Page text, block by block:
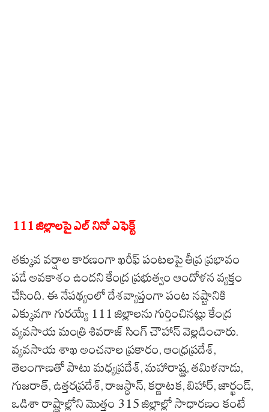
111 జిల్లాలపై ఎల్ నినో ఎఫెక్ట్
తక్కువ వర్షాల కారణంగా ఖరీఫ్ పంటలపై తీవ్ర ప్రభావం
పడే అవకాశం ఉందని కేంద్ర ప్రభుత్వం ఆందోళన వ్యక్తం
చేసింది. ఈ నేపథ్యంలో దేశవ్యాప్తంగా పంట నష్టానికి
ఎక్కువగా గురయ్యే 111 జిల్లాలను గుర్తించినట్లు కేంద్ర
వ్యవసాయ మంత్రి శివరాజ్ సింగ్ చౌహాన్ వెల్లడించారు.
వ్యవసాయ శాఖ అంచనాల ప్రకారం, ఆంధ్రప్రదేశ్,
తెలంగాణతో పాటు మధ్యప్రదేశ్, మహారాష్ట్ర, తమిళనాడు,
గుజరాత్, ఉత్తరప్రదేశ్, రాజస్థాన్, కర్ణాటక, బిహార్, జార్ఖండ్,
ఒడిశా రాష్ట్రాల్లోని మొత్తం 315 జిల్లాల్లో సాధారణం కంటే